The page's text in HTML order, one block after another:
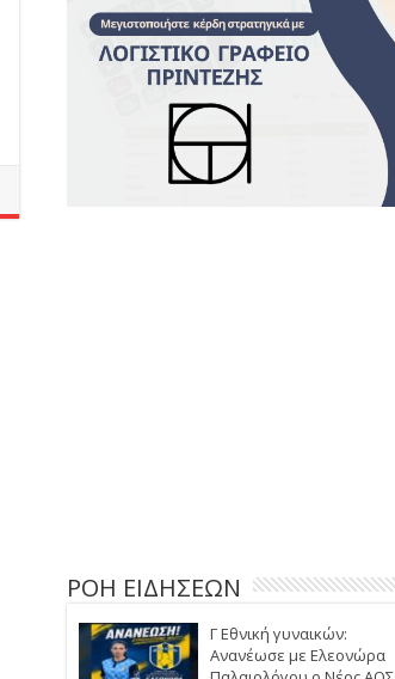
ΡΟΗ ΕΙΔΗΣΕΩΝ
Γ Εθνική γυναικών:
Ανανέωσε με Ελεονώρα